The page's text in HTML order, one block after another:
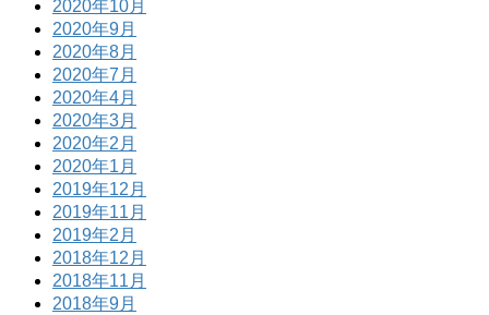
2020年10月
2020年9月
2020年8月
2020年7月
2020年4月
2020年3月
2020年2月
2020年1月
2019年12月
2019年11月
2019年2月
2018年12月
2018年11月
2018年9月